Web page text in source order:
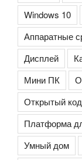
Windows 10
Аппаратные
Дисплей
Мини ПК
Открытый код
Платформа
Умный дом